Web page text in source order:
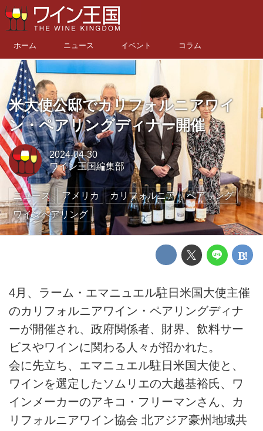
ホーム ニュース イベント コラム
米大使公邸でカリフォルニアワイ
ン・ペアリングディナー開催
2024-04-30
ワイン王国編集部
ニュース アメリカ カリフォルニア
ペアリング
ワインペアリング
4月、ラーム・エマニュエル駐日米国大使主催
のカリフォルニアワイン・ペアリングディナ
ーが開催され、政府関係者、財界、飲料サー
ビスやワインに関わる人々が招かれた。
会に先立ち、エマニュエル駐日米国大使と、
ワインを選定したソムリエの大越基裕氏、ワ
インメーカーのアキコ・フリーマンさん、カ
リフォルニアワイン協会 北アジア豪州地域共